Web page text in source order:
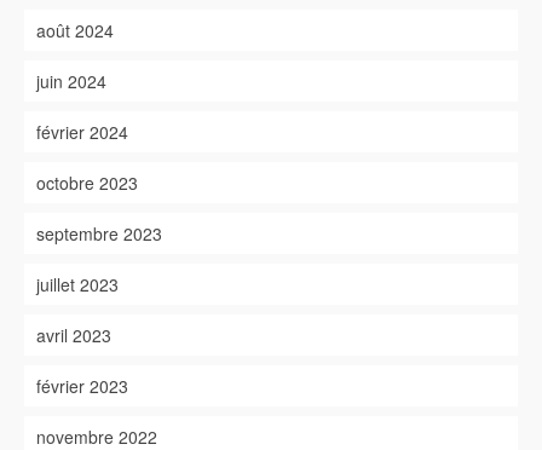
août 2024
juin 2024
février 2024
octobre 2023
septembre 2023
juillet 2023
avril 2023
février 2023
novembre 2022